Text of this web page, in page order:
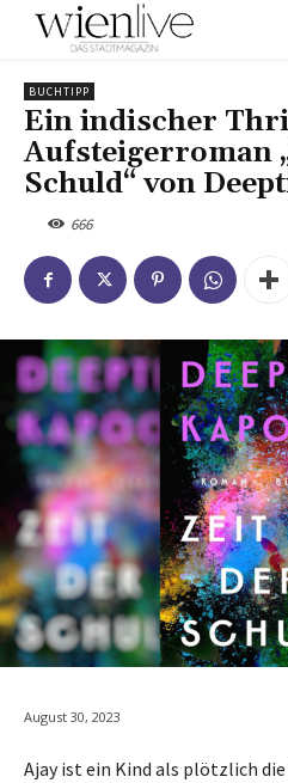
BUCHTIPP
Ein indischer
Aufsteigerroman
Schuld“ von
666
August 30, 2023
Ajay ist ein Kind als plötzlich